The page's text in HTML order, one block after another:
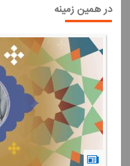
در همین زمینه